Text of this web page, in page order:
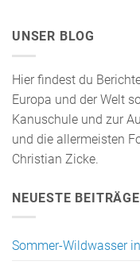
UNSER BLOG
Hier findest du
Europa und der Welt
Kanuschule und zur
und die allermeisten
Christian Zicke.
NEUESTE BEITRÄGE
Sommer-Wildwasser